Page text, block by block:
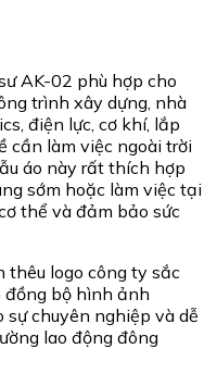
AK-02 phù hợp cho
trình xây dựng, nhà
điện lực, cơ khí, lắp
cần làm việc ngoài trời
áo này rất thích hợp
sớm hoặc làm việc tại
thể và đảm bảo sức
logo công ty sắc
đồng bộ hình ảnh
chuyên nghiệp và dễ
lao động đông